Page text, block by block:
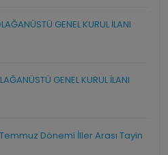
GENEL KURUL İLANI
GENEL KURUL İLANI
Dönemi İller Arası Tayin